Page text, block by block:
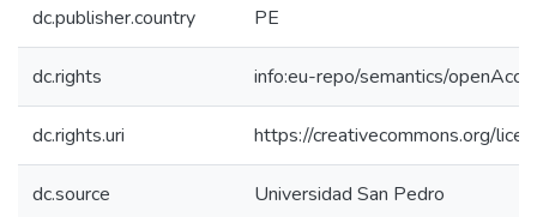
dc.publisher.country PE
dc.rights info:eu-repo/semantics/
dc.rights.uri https://creativecommons.org/
dc.source Universidad San Pedro